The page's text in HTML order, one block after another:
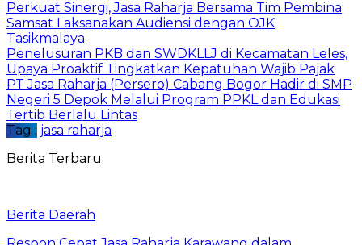
Perkuat Sinergi, Jasa Raharja Bersama Tim Pembina
Samsat Laksanakan Audiensi dengan OJK
Tasikmalaya
Penelusuran PKB dan SWDKLLJ di Kecamatan Leles,
Upaya Proaktif Tingkatkan Kepatuhan Wajib Pajak
PT Jasa Raharja (Persero) Cabang Bogor Hadir di SMP
Negeri 5 Depok Melalui Program PPKL dan Edukasi
Tertib Berlalu Lintas
Tag : jasa raharja
Berita Terbaru
Berita Daerah